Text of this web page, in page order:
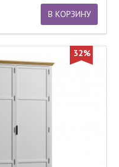
В КОРЗИНУ
32%